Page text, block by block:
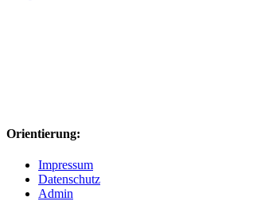
Orientierung:
Impressum
Datenschutz
Admin